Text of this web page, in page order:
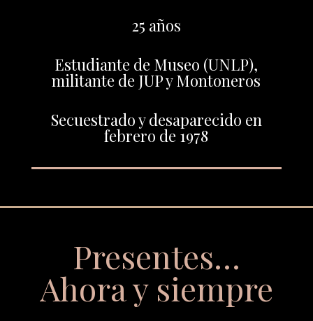
25 años
Estudiante de Museo (UNLP),
militante de JUP y Montoneros
Secuestrado y desaparecido en
febrero de 1978
Presentes…
Ahora y siempre